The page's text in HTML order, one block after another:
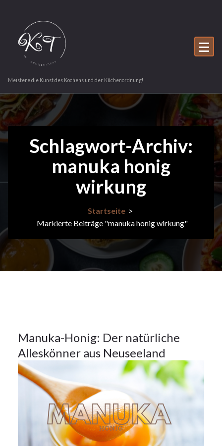
springen
Meistere die Kunst des Kochens und der Küchenordnung!
Schlagwort-Archiv:
manuka honig
wirkung
Startseite >
Markierte Beiträge "manuka honig wirkung"
20
NOV.
2024
Manuka-Honig: Der natürliche
Alleskönner aus Neuseeland